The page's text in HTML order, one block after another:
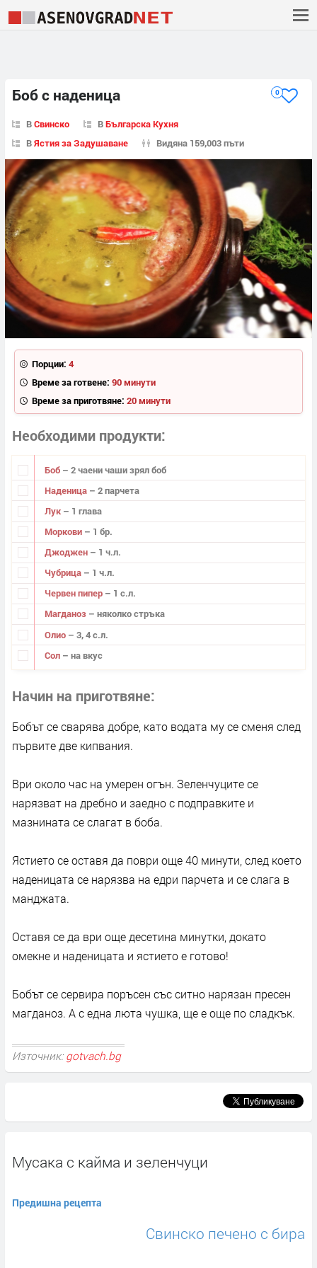
Боб с наденица 0
ВСвинско ВБългарска Кухня
ВЯстия за Задушаване Видяна 159,003 пъти
Порции: 4
Време за готвене: 90 минути
Време за приготвяне: 20 минути
Необходими продукти
Боб – 2 чаени чаши зрял боб
Наденица – 2 парчета
Лук – 1 глава
Моркови – 1 бр.
Джоджен – 1 ч.л.
Чубрица – 1 ч.л.
Червен пипер – 1 с.л.
Магданоз – няколко стръка
Олио – 3, 4 с.л.
Сол – на вкус
Начин на приготвяне
Бобът се сварява добре, като водата му се сменя след
първите две кипвания.
Ври около час на умерен огън. Зеленчуците се
нарязват на дребно и заедно с подправките и
мазнината се слагат в боба.
Ястието се оставя да поври още 40 минути, след което
наденицата се нарязва на едри парчета и се слага в
манджата.
Оставя се да ври още десетина минутки, докато
омекне и наденицата и ястието е готово!
Бобът се сервира поръсен със ситно нарязан пресен
магданоз. А с една люта чушка, ще е още по сладкък.
Източник: gotvach.bg
Мусака с кайма и зеленчуци
Предишна рецепта
Свинско печено с бира